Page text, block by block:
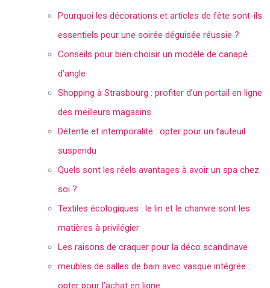
Pourquoi les décorations et articles de fête sont-ils
essentiels pour une soirée déguisée réussie ?
Conseils pour bien choisir un modèle de canapé
d’angle
Shopping à Strasbourg : profiter d’un portail en ligne
des meilleurs magasins
Détente et intemporalité : opter pour un fauteuil
suspendu
Quels sont les réels avantages à avoir un spa chez
soi ?
Textiles écologiques : le lin et le chanvre sont les
matières à privilégier
Les raisons de craquer pour la déco scandinave
meubles de salles de bain avec vasque intégrée :
opter pour l’achat en ligne